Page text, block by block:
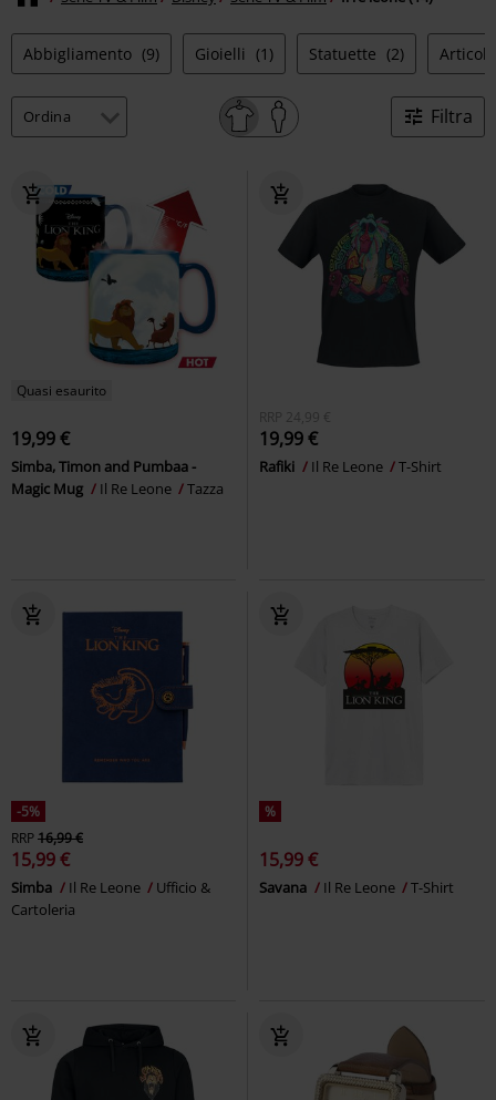
Abbigliamento (9) Gioielli (1) Statuette (2) Articoli
Filtra
Quasi esaurito
19,99 €
Simba, Timon and Pumbaa -
Magic Mug
Il Re Leone Tazza
RRP 24,99 €
19,99 €
Rafiki Il Re Leone T-Shirt
-5%
RRP16,99 €
15,99 €
Simba Il Re Leone
Ufficio &
Cartoleria
%
15,99 €
Savana Il Re Leone T-Shirt